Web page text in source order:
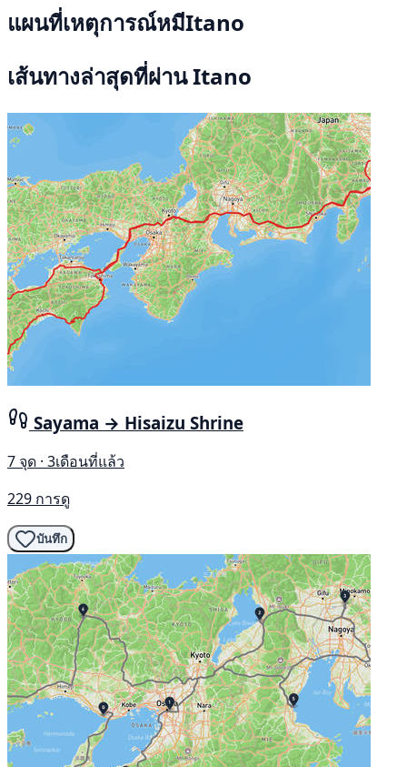
แผนที่เหตุการณ์หมีItano
เส้นทางล่าสุดที่ผ่าน Itano
Sayama → Hisaizu Shrine
7 จุด · 3เดือนที่แล้ว
229 การดู
บันทึก